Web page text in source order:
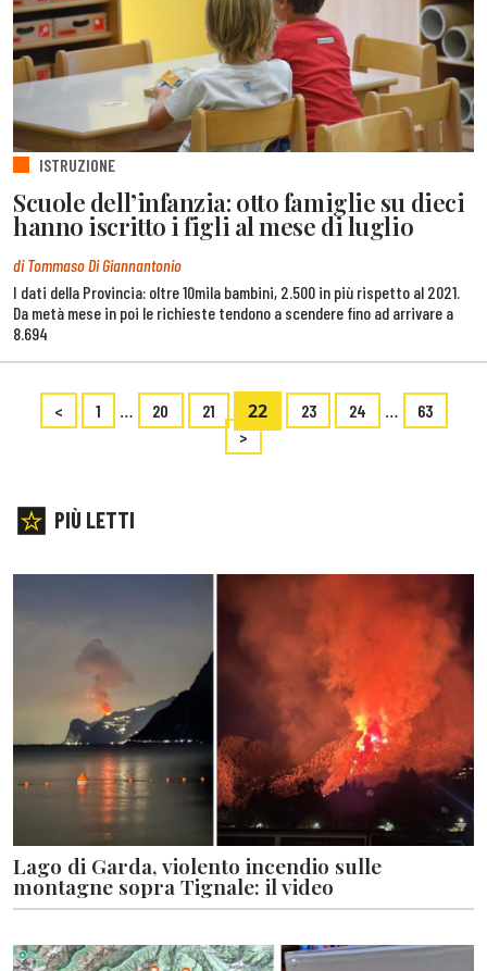
ISTRUZIONE
Scuole dell’infanzia: otto famiglie su dieci
hanno iscritto i figli al mese di luglio
di Tommaso Di Giannantonio
I dati della Provincia: oltre 10mila bambini, 2.500 in più rispetto al 2021.
Da metà mese in poi le richieste tendono a scendere fino ad arrivare a
8.694
< 1 … 20 21 22 23 24 …
63
>
PIÙ LETTI
Lago di Garda, violento incendio sulle
montagne sopra Tignale: il video